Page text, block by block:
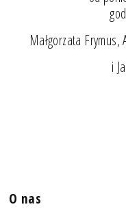
Małgorzata Frymus,
i
O nas